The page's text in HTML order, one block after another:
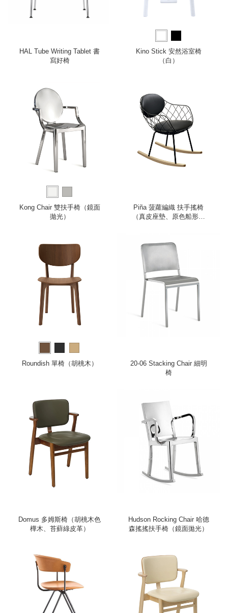
HAL Tube Writing Tablet 書
寫好椅
Kino Stick 安然浴室椅
（白）
Kong Chair 雙扶手椅（鏡面
拋光）
Piña 菠蘿編織 扶手搖椅
（真皮座墊、原色船形椅
Roundish 單椅（胡桃木）
20-06 Stacking Chair 細明
椅
Domus 多姆斯椅（胡桃木色
樺木、苔蘚綠皮革）
Hudson Rocking Chair 哈德
森搖搖扶手椅（鏡面拋光）